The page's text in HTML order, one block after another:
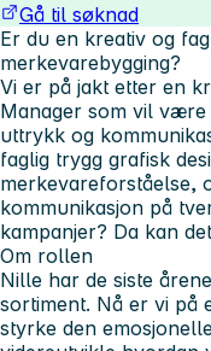
Gå til søknad
Er du en kreativ og
merkevarebygging?
Vi er på jakt etter en
Manager som vil
uttrykk og
faglig trygg grafisk
merkevareforståelse,
kommunikasjon på
kampanjer? Da kan
Om rollen
Nille har de siste
sortiment. Nå er vi på
styrke den